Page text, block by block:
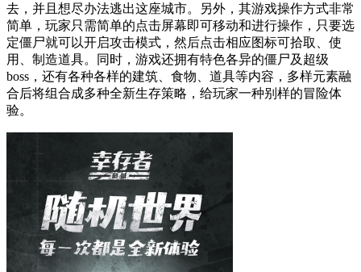
去，并且想尽办法逃出这座城市。另外，其游戏操作方式非常
简单，玩家只需简单的点击屏幕即可移动和进行操作，只要选
定僵尸就可以开启攻击模式，然后点击相应图标可拾取、使
用、制造道具。同时，游戏还拥有特色各异的僵尸及超级
boss，还有各种各样的建筑、食物、道具等内容，多样元素融
合后将组合成多种全新生存策略，给玩家一种别样的冒险体
验。